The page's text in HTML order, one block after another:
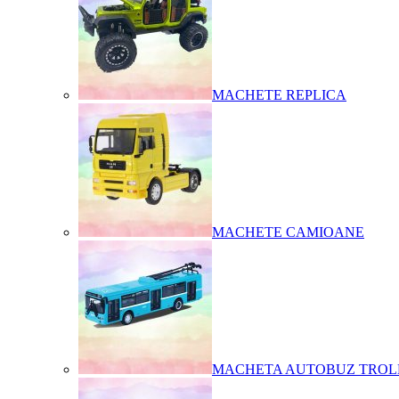
MACHETE REPLICA
MACHETE CAMIOANE
MACHETA AUTOBUZ